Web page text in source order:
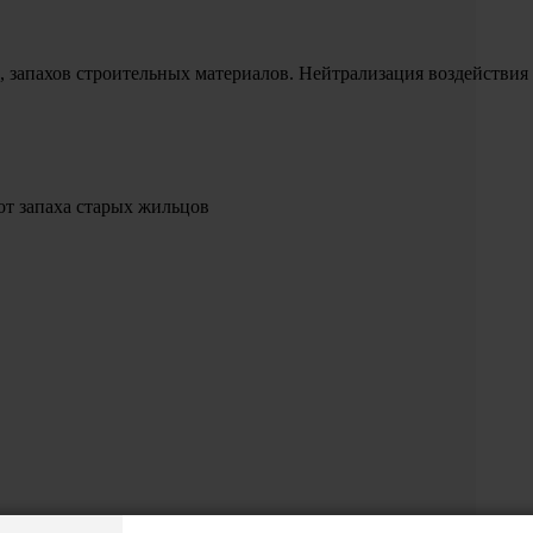
строительных материалов. Нейтрализация
запаха старых жильцов